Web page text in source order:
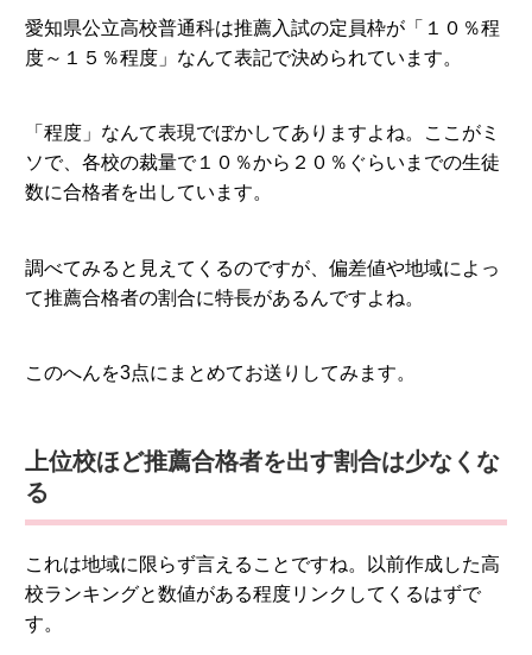
愛知県公立高校普通科は推薦入試の定員枠が「１０％程
度～１５％程度」なんて表記で決められています。
「程度」なんて表現でぼかしてありますよね。ここがミ
ソで、各校の裁量で１０％から２０％ぐらいまでの生徒
数に合格者を出しています。
調べてみると見えてくるのですが、偏差値や地域によっ
て推薦合格者の割合に特長があるんですよね。
このへんを3点にまとめてお送りしてみます。
上位校ほど推薦合格者を出す割合は少なくな
る
これは地域に限らず言えることですね。以前作成した高
校ランキングと数値がある程度リンクしてくるはずで
す。